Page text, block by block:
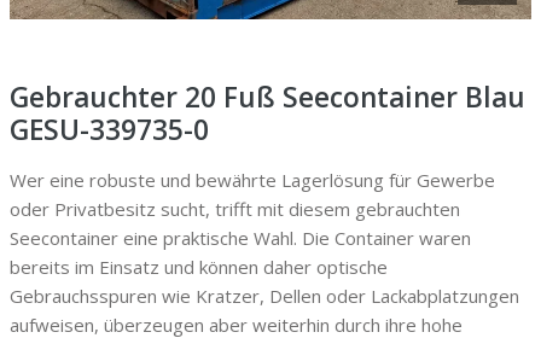
Gebrauchter 20 Fuß Seecontainer Blau
GESU-339735-0
Wer eine robuste und bewährte Lagerlösung für Gewerbe
oder Privatbesitz sucht, trifft mit diesem gebrauchten
Seecontainer eine praktische Wahl. Die Container waren
bereits im Einsatz und können daher optische
Gebrauchsspuren wie Kratzer, Dellen oder Lackabplatzungen
aufweisen, überzeugen aber weiterhin durch ihre hohe